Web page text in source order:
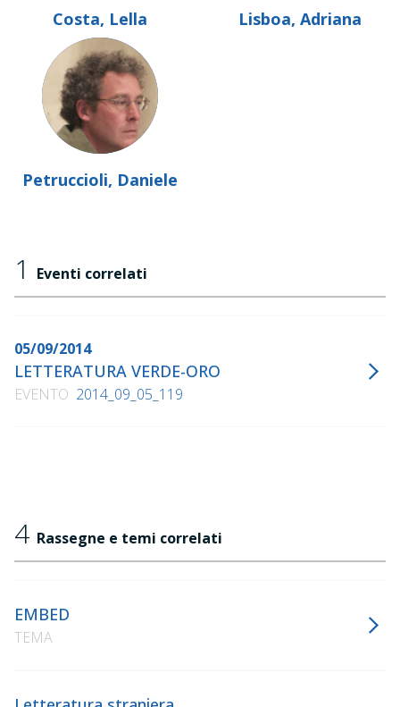
Costa, Lella Lisboa, Adriana
Petruccioli, Daniele
1 Eventi correlati
05/09/2014
LETTERATURA VERDE-ORO
EVENTO 2014_09_05_119
4 Rassegne e temi correlati
EMBED
TEMA